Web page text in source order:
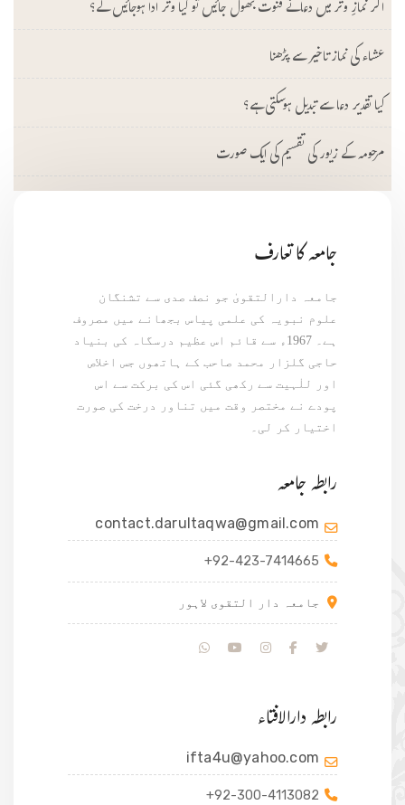
اگر نمازِ وتر میں دعائے قنوت بھول جائیں تو کیا وتر ادا ہوجائیں گے؟
عشاء کی نماز تاخیر سے پڑھنا
کیا تقدیر دعا سے تبدیل ہوسکتی ہے؟
مرحومہ کے زیور کی تقسیم کی ایک صورت
جامعہ کا تعارف
جامعہ دارالتقویٰ جو نصف صدی سے تشنگان
علوم نبویہ کی علمی پیاس بجھانے میں مصروف
ہے۔ 1967ء سے قائم اس عظیم درسگاہ کی بنیاد
حاجی گلزار محمد صاحب کے ہاتھوں جس اخلاص
اور للٰہیت سے رکھی گئی اس کی برکت سے اس
پودے نے مختصر وقت میں تناور درخت کی صورت
اختیار کر لی۔
رابطہ جامعہ
contact.darultaqwa@gmail.com
+92-423-7414665
جامعہ دار التقوی لاہور
رابطہ دارالافتاء
ifta4u@yahoo.com
+92-300-4113082